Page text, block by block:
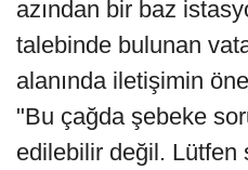
azından bir baz
talebinde bulunan
alanında iletişimin
"Bu çağda şebeke
edilebilir değil. Lütfen